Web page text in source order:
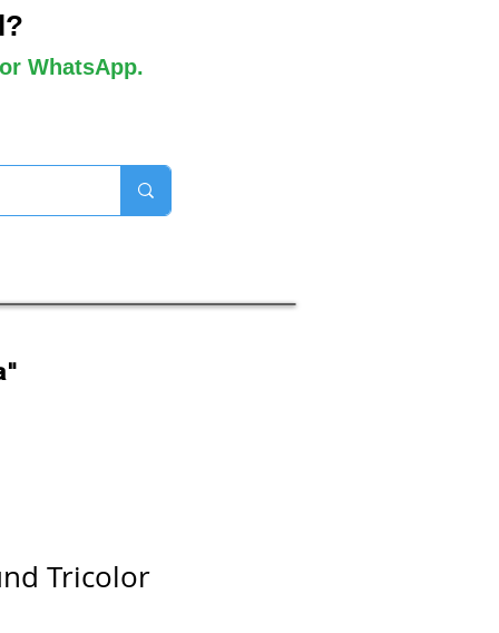
WhatsApp.
Tricolor